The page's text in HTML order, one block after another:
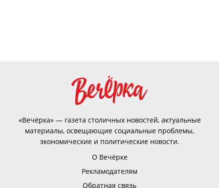
«Вечёрка» — газета столичных новостей, актуальные
материалы, освещающие социальные проблемы,
экономические и политические новости.
О Вечёрке
Рекламодателям
Обратная связь